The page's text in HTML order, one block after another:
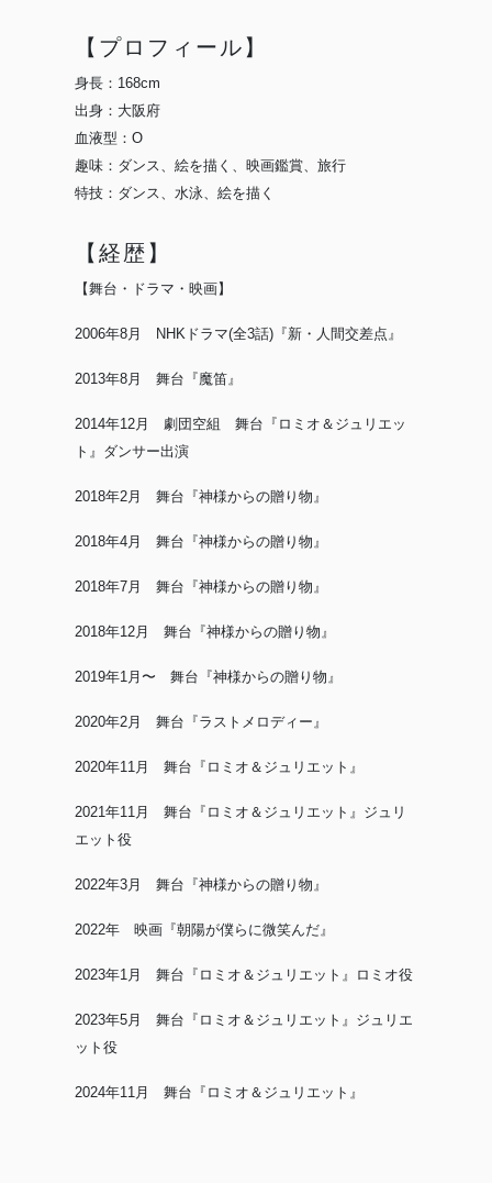
【プロフィール】
身長：168cm
出身：大阪府
血液型：O
趣味：ダンス、絵を描く、映画鑑賞、旅行
特技：ダンス、水泳、絵を描く
【経歴】
【舞台・ドラマ・映画】
2006年8月 NHKドラマ(全3話)『新・人間交差点』
2013年8月 舞台『魔笛』
2014年12月 劇団空組 舞台『ロミオ＆ジュリエッ
ト』ダンサー出演
2018年2月 舞台『神様からの贈り物』
2018年4月 舞台『神様からの贈り物』
2018年7月 舞台『神様からの贈り物』
2018年12月 舞台『神様からの贈り物』
2019年1月〜 舞台『神様からの贈り物』
2020年2月 舞台『ラストメロディー』
2020年11月 舞台『ロミオ＆ジュリエット』
2021年11月 舞台『ロミオ＆ジュリエット』ジュリ
エット役
2022年3月 舞台『神様からの贈り物』
2022年 映画『朝陽が僕らに微笑んだ』
2023年1月 舞台『ロミオ＆ジュリエット』ロミオ役
2023年5月 舞台『ロミオ＆ジュリエット』ジュリエ
ット役
2024年11月 舞台『ロミオ＆ジュリエット』